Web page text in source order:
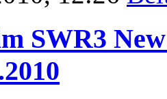
SWR3